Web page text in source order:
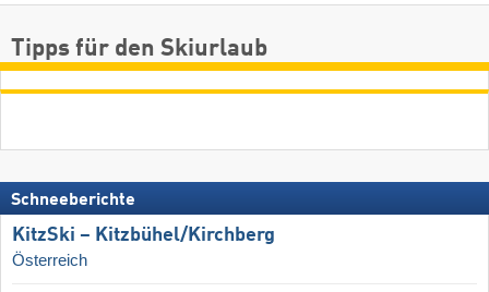
Tipps für den Skiurlaub
Schneeberichte
KitzSki – Kitzbühel/​Kirchberg
Österreich